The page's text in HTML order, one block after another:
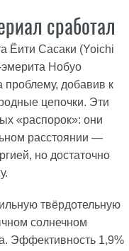
сработал
Ёити Сасаки (Yoichi
Нобуо
добавив к
цепочки. Эти
«распорок»: они
расстоянии —
но достаточно
твёрдотельную
солнечном
Эффективность 1,9%